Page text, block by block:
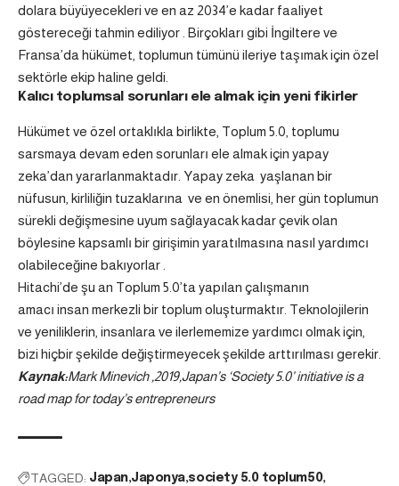
dolara büyüyecekleri ve en az 2034’e kadar faaliyet
göstereceği tahmin ediliyor . Birçokları gibi İngiltere ve
Fransa’da hükümet, toplumun tümünü ileriye taşımak için özel
sektörle ekip haline geldi.
Kalıcı toplumsal sorunları ele almak için yeni fikirler
Hükümet ve özel ortaklıkla birlikte, Toplum 5.0, toplumu
sarsmaya devam eden sorunları ele almak için yapay
zeka’dan yararlanmaktadır. Yapay zeka yaşlanan bir
nüfusun, kirliliğin tuzaklarına ve en önemlisi, her gün toplumun
sürekli değişmesine uyum sağlayacakkadar çevikolan
böylesine kapsamlı bir girişimin yaratılmasına nasıl yardımcı
olabileceğine bakıyorlar .
Hitachi’de şu an Toplum 5.0’ta yapılan çalışmanın
amacı insan merkezli bir toplum oluşturmaktır. Teknolojilerin
ve yeniliklerin, insanlara ve ilerlememize yardımcı olmak için,
bizi hiçbir şekilde değiştirmeyecek şekilde arttırılması gerekir.
Kaynak:Mark Minevich ,2019,Japan’s ‘Society 5.0’ initiative is a
road map for today’s entrepreneurs
TAGGED: Japan Japonya society 5.0 toplum50